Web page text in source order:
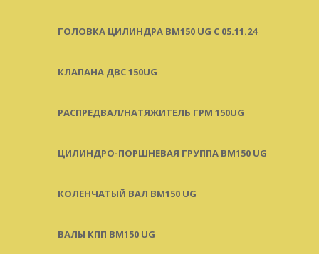
ГОЛОВКА ЦИЛИНДРА BM150 UG C 05.11.24
КЛАПАНА ДВС 150UG
РАСПРЕДВАЛ/НАТЯЖИТЕЛЬ ГРМ 150UG
ЦИЛИНДРО-ПОРШНЕВАЯ ГРУППА BM150 UG
КОЛЕНЧАТЫЙ ВАЛ BM150 UG
ВАЛЫ КПП BM150 UG